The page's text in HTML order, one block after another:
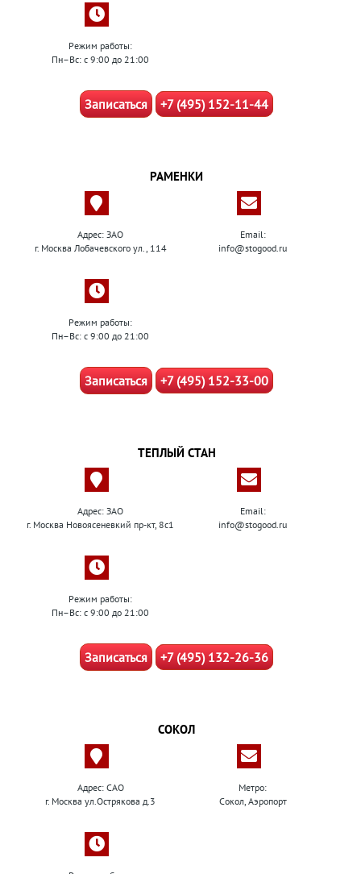
Режим работы:
Пн–Вс: с 9:00 до 21:00
Записаться +7 (495) 152-11-44
РАМЕНКИ
Адрес: ЗАО
г. Москва Лобачевского ул., 114
Email:
info@stogood.ru
Режим работы:
Пн–Вс: с 9:00 до 21:00
Записаться +7 (495) 152-33-00
ТЕПЛЫЙ СТАН
Адрес: ЗАО
г. Москва Новоясеневкий пр-кт, 8с1
Email:
info@stogood.ru
Режим работы:
Пн–Вс: с 9:00 до 21:00
Записаться +7 (495) 132-26-36
СОКОЛ
Адрес: САО
г. Москва ул.Острякова д.3
Метро:
Сокол, Аэропорт